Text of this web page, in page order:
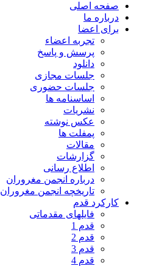
صفحه اصلی
درباره ما
برای اعضا
تجربه اعضاء
پرسش و پاسخ
دانلود
جلسات مجازی
جلسات حضوری
اساسنامه ها
نشریات
عکس نوشته
پمفلت ها
مقالات
گزارشات
اطلاع رسانی
درباره انجمن مغروران
تاریخچه انجمن مغروران
کارکرد قدم
فایلهای مقدماتی
قدم 1
قدم 2
قدم 3
قدم 4